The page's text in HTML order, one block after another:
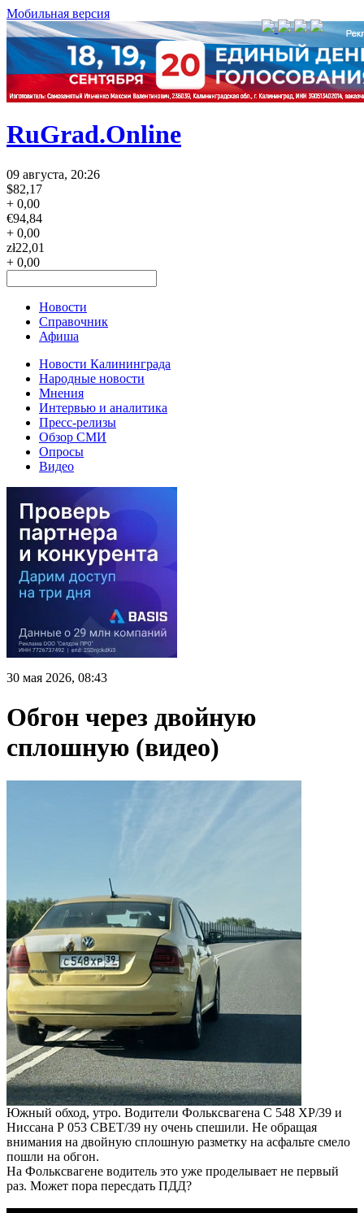
Мобильная версия
RuGrad.Online
09 августа, 20:26
$82,17
+ 0,00
€94,84
+ 0,00
zł22,01
+ 0,00
Новости
Справочник
Афиша
Новости Калининграда
Народные новости
Мнения
Интервью и аналитика
Пресс-релизы
Обзор СМИ
Опросы
Видео
30 мая 2026, 08:43
Обгон через двойную
сплошную (видео)
Южный обход, утро. Водители Фольксвагена С 548 ХР/39 и
Ниссана Р 053 СВЕТ/39 ну очень спешили. Не обращая
внимания на двойную сплошную разметку на асфальте смело
пошли на обгон.
На Фольксвагене водитель это уже проделывает не первый
раз. Может пора пересдать ПДД?